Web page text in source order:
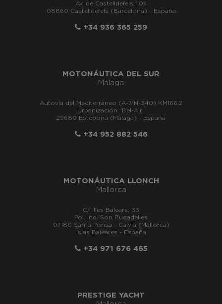
Av. de Castelldefels, 104
08860 Castelldefels (Barcelona) - España
+34 936 365 259
MOTONÁUTICA DEL SUR
Málaga
Autovía del Mediterráneo (A-7/N-340) KM166,2
Urbanización "Bel-Air"
29680 Estepona (Málaga) - España
+34 952 882 546
MOTONÁUTICA LLONCH
Mallorca
C/ Illes Balears, 33
Pol. Ind. Son Bugadelles
07180 Santa Ponsa - Calvià (Mallorca)
Islas Baleares - España
+34 971 676 465
PRESTIGE YACHT